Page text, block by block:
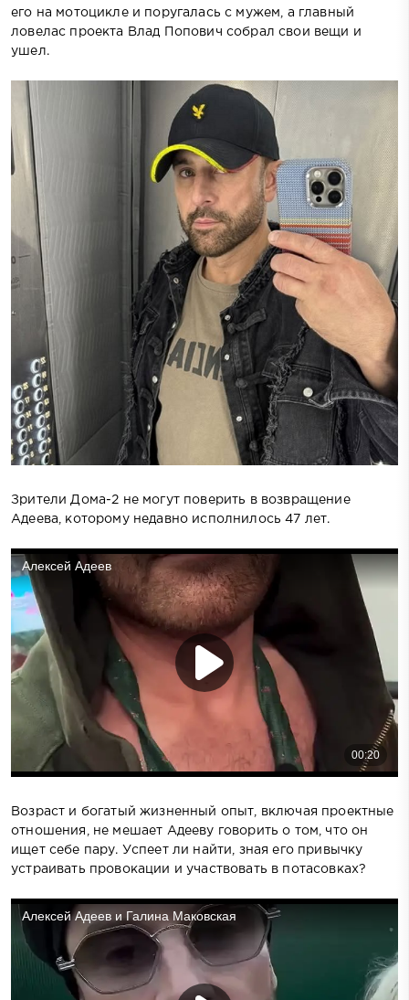
его на мотоцикле и поругалась с мужем, а главный
ловелас проекта Влад Попович собрал свои вещи и
ушел.
Зрители Дома-2 не могут поверить в возвращение
Адеева, которому недавно исполнилось 47 лет.
Возраст и богатый жизненный опыт, включая проектные
отношения, не мешает Адееву говорить о том, что он
ищет себе пару. Успеет ли найти, зная его привычку
устраивать провокации и участвовать в потасовках?